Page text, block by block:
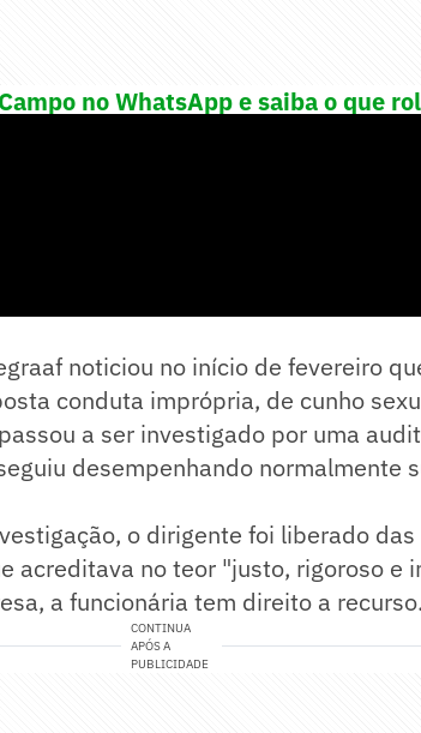
no WhatsApp e saiba o que
noticiou no início de fevereiro
conduta imprópria, de cunho
a ser investigado por uma
desempenhando normalmente
o dirigente foi liberado das
acreditava no teor "justo, rigoroso e
a funcionária tem direito a recurso.
CONTINUA
APÓS A
PUBLICIDADE